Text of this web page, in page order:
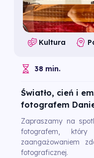
Kultura
38 min.
Światło, cień i
fotografem
Zapraszamy na
fotografem,
zaangażowaniem
fotograficznej.